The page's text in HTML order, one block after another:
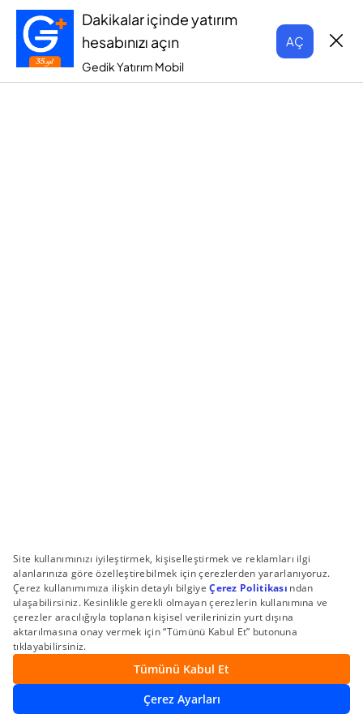
Dakikalar içinde yatırım
hesabınızı açın
Gedik Yatırım Mobil
AÇ